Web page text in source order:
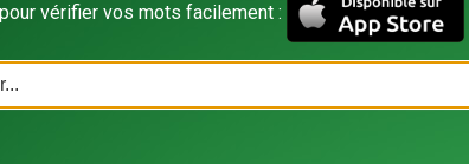
vérifier vos mots facilement :